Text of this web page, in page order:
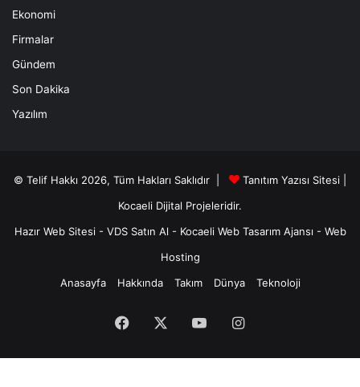
Ekonomi
Firmalar
Gündem
Son Dakika
Yazılım
© Telif Hakkı 2026, Tüm Hakları Saklıdır |
Tanıtım Yazısı Sitesi |
Kocaeli Dijital Projeleridir.
Hazır Web Sitesi- VDS Satın Al - Kocaeli Web Tasarım Ajansı - Web
Hosting
Anasayfa
Hakkında Takım Dünya Teknoloji
Facebook YouTubeInstagram